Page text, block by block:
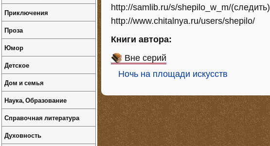
http://samlib.ru/s/shepilo_w_m/(следить)
http://www.chitalnya.ru/users/shepilo/
Книги автора:
Вне серий
Ночь на площади искусств
Приключения
Проза
Юмор
Детское
Дом и семья
Наука, Образование
Справочная литература
Духовность